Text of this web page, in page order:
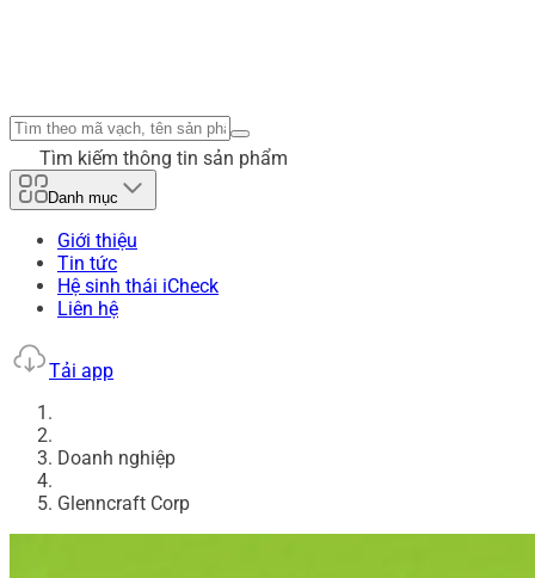
Tìm kiếm thông tin sản phẩm
Danh mục
Giới thiệu
Tin tức
Hệ sinh thái iCheck
Liên hệ
Tải app
Doanh nghiệp
Glenncraft Corp